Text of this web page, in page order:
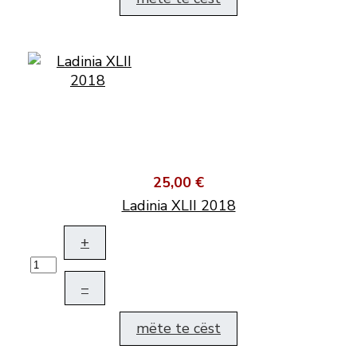
25,00 €
Ladinia XLII 2018
+
–
mëte te cëst